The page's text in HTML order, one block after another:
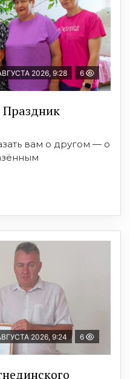
2026, 9:28 6
Праздник
вам о другом — о
2026, 9:24 6